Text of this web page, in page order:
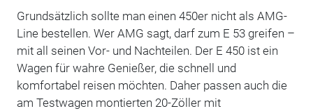
Grundsätzlich sollte man einen 450er nicht als AMG-
Line bestellen. Wer AMG sagt, darf zum E 53 greifen –
mit all seinen Vor- und Nachteilen. Der E 450 ist ein
Wagen für wahre Genießer, die schnell und
komfortabel reisen möchten. Daher passen auch die
am Testwagen montierten 20-Zöller mit